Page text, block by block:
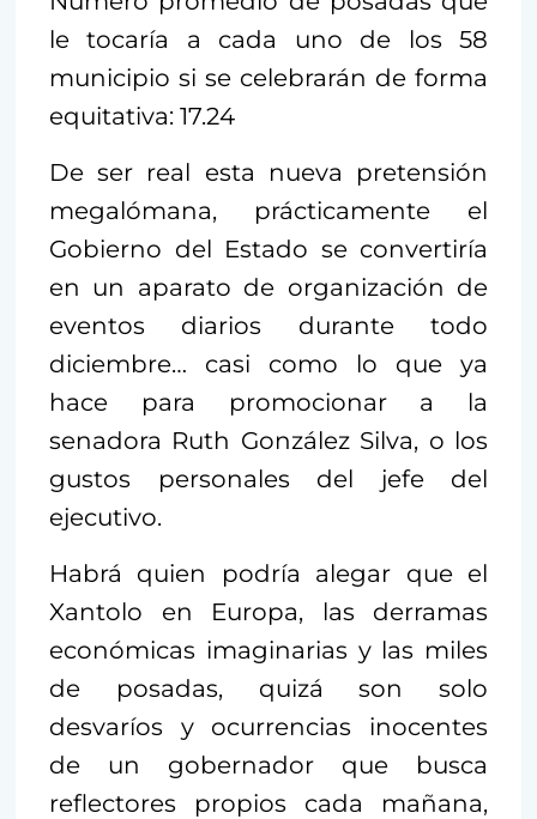
le tocaría a cada uno de los 58
municipio si se celebrarán de forma
equitativa: 17.24
De ser real esta nueva pretensión
megalómana, prácticamente el
Gobierno del Estado se convertiría
en un aparato de organización de
eventos diarios durante todo
diciembre… casi como lo que ya
hace para promocionar a la
senadora Ruth González Silva, o los
gustos personales del jefe del
ejecutivo.
Habrá quien podría alegar que el
Xantolo en Europa, las derramas
económicas imaginarias y las miles
de posadas, quizá son solo
desvaríos y ocurrencias inocentes
de un gobernador que busca
reflectores propios cada mañana,